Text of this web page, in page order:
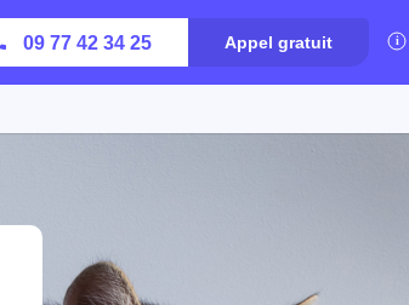
09 77 42 34 25 Appel gratuit